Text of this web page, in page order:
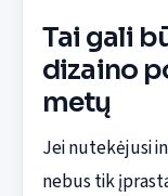
Tai gali
dizaino
metų
Jei nutekėjusi
nebus tik